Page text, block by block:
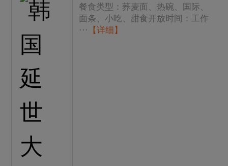
餐食类型：荞麦面、热碗、国际、
面条、小吃、甜食开放时间：工作
···
【详细】